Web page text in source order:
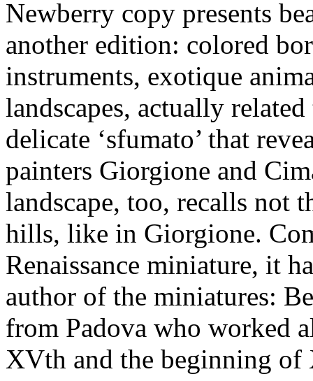
Newberry copy presents
another edition: colored
instruments, exotique
landscapes, actually
delicate ‘sfumato’ that
painters Giorgione and
landscape, too, recalls not
hills, like in Giorgione.
Renaissance miniature, it
author of the miniatures:
from Padova who worked
XVth and the beginning